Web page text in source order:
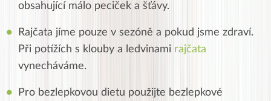
obsahující málo peciček a šťávy.
Rajčata jíme pouze v sezóně a pokud jsme zdraví.
Při potížích s klouby a ledvinami rajčata
vynecháváme.
Pro bezlepkovou dietu použijte bezlepkové